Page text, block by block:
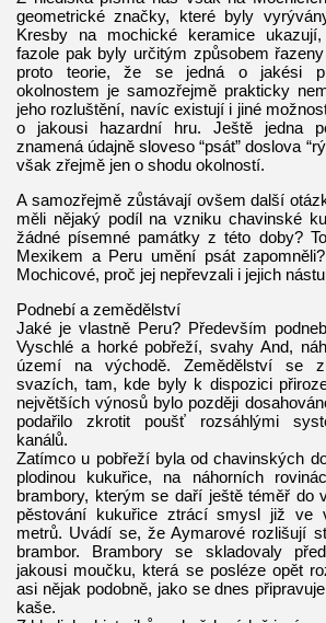
geometrické značky, které byly
Kresby na mochické keramice
fazole pak byly určitým způsobem
proto teorie, že se jedná o jakési
okolnostem je samozřejmě prakticky
jeho rozluštění, navíc existují i jiné
o jakousi hazardní hru. Ještě jedna
znamená údajně sloveso “psát” doslova
však zřejmě jen o shodu okolností.
A samozřejmě zůstávají ovšem další
měli nějaký podíl na vzniku chavinské
žádné písemné památky z této doby?
Mexikem a Peru umění psát
Mochicové, proč jej nepřevzali i jejich
Podnebí a zemědělství
Jaké je vlastně Peru? Především
Vyschlé a horké pobřeží, svahy And,
území na východě. Zemědělství se
svazích, tam, kde byly k dispozici
největších výnosů bylo později
podařilo zkrotit poušť rozsáhlými
kanálů.
Zatímco u pobřeží byla od chavinských
plodinou kukuřice, na náhorních
brambory, kterým se daří ještě téměř do
pěstování kukuřice ztrácí smysl již ve
metrů. Uvádí se, že Aymarové rozlišují
brambor. Brambory se skladovaly
jakousi moučku, která se posléze opět
asi nějak podobně, jako se dnes
kaše.